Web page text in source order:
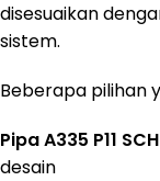
disesuaikan
sistem.
Beberapa pilihan
Pipa A335 P11
desain